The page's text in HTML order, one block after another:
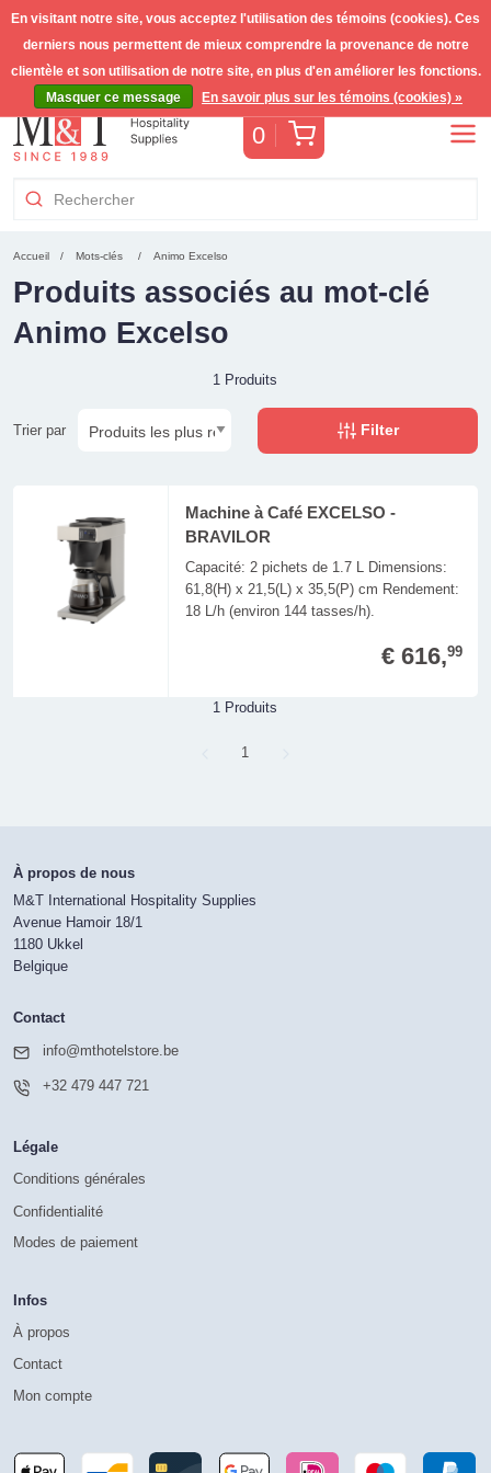
0 Panier
Accueil Mots-clés Animo Excelso
Produits associés au mot-clé
Animo Excelso
1 Produits
Trier par Filter
Machine à Café EXCELSO -
BRAVILOR
Capacité: 2 pichets de 1.7 L Dimensions:
61,8(H) x 21,5(L) x 35,5(P) cm Rendement:
18 L/h (environ 144 tasses/h).
€ 616,99
1 Produits
Page
1
À propos de nous
M&T International Hospitality Supplies
Avenue Hamoir 18/1
1180 Ukkel
Belgique
Contact
info@mthotelstore.be
+32 479 447 721
Légale
Conditions générales
Confidentialité
Modes de paiement
Infos
À propos
Contact
Mon compte
En visitant notre site, vous acceptez l'utilisation des témoins (cookies). Ces
derniers nous permettent de mieux comprendre la provenance de notre
clientèle et son utilisation de notre site, en plus d'en améliorer les fonctions.
Masquer ce message
En savoir plus sur les témoins (cookies) »